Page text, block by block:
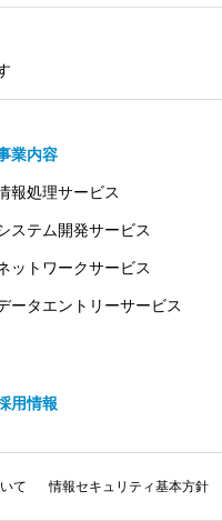
業内容
報処理サービス
ステム開発サービス
ットワークサービス
ータエントリーサービス
用情報
て 情報セキュリティ基本方針